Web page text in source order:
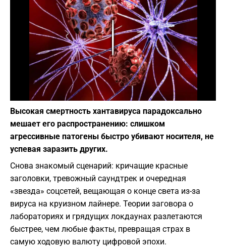
Play
Фото: Depositphotos
Высокая смертность хантавируса парадоксально
мешает его распространению: слишком
агрессивные патогены быстро убивают носителя, не
успевая заразить других.
Снова знакомый сценарий: кричащие красные
заголовки, тревожный саундтрек и очередная
«звезда» соцсетей, вещающая о конце света из-за
вируса на круизном лайнере. Теории заговора о
лабораториях и грядущих локдаунах разлетаются
быстрее, чем любые факты, превращая страх в
самую ходовую валюту цифровой эпохи.